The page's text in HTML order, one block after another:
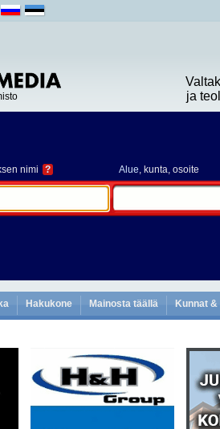
ja
nimi ? Alue, kunta, osoite
Hakukone Mainosta täällä Kunnat